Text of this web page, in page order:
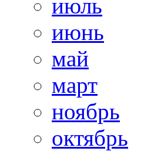
июль
июнь
май
март
ноябрь
октябрь